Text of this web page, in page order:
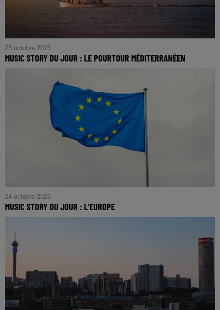
25 octobre 2023
MUSIC STORY DU JOUR : LE POURTOUR MÉDITERRANÉEN
24 octobre 2023
MUSIC STORY DU JOUR : L'EUROPE